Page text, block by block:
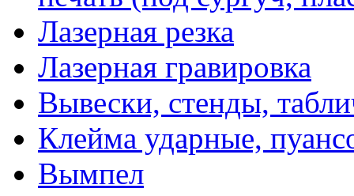
Лазерная резка
Лазерная гравировка
Вывески, стенды,
Клейма ударные,
Вымпел